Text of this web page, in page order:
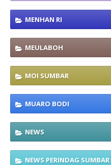
MENHAN RI
MEULABOH
MOI SUMBAR
MUARO BODI
NEWS
NEWS PERINDAG SUMBAR